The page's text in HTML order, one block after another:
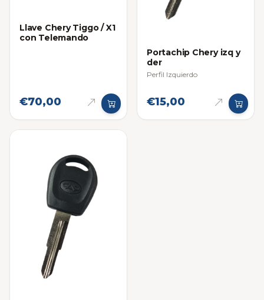
Llave Chery Tiggo / X1
con Telemando
€70,00
Portachip Chery izq y
der
Perfil Izquierdo
€15,00